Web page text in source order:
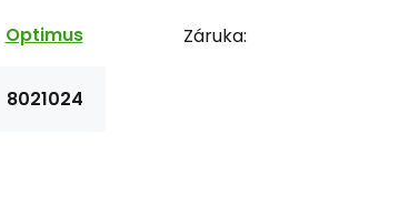
Optimus
8021024
Záruka: